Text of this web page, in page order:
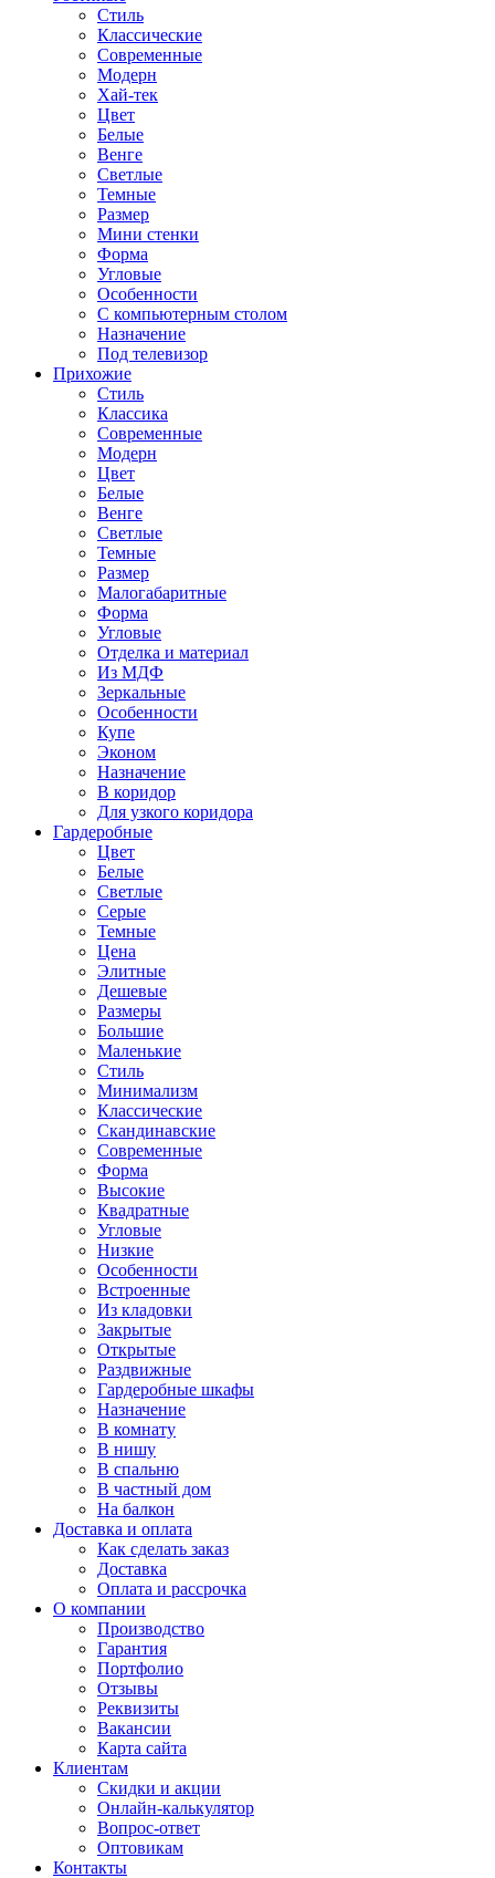
Стиль
Классические
Современные
Модерн
Хай-тек
Цвет
Белые
Венге
Светлые
Темные
Размер
Мини стенки
Форма
Угловые
Особенности
С компьютерным столом
Назначение
Под телевизор
Прихожие
Стиль
Классика
Современные
Модерн
Цвет
Белые
Венге
Светлые
Темные
Размер
Малогабаритные
Форма
Угловые
Отделка и материал
Из МДФ
Зеркальные
Особенности
Купе
Эконом
Назначение
В коридор
Для узкого коридора
Гардеробные
Цвет
Белые
Светлые
Серые
Темные
Цена
Элитные
Дешевые
Размеры
Большие
Маленькие
Стиль
Минимализм
Классические
Скандинавские
Современные
Форма
Высокие
Квадратные
Угловые
Низкие
Особенности
Встроенные
Из кладовки
Закрытые
Открытые
Раздвижные
Гардеробные шкафы
Назначение
В комнату
В нишу
В спальню
В частный дом
На балкон
Доставка и оплата
Как сделать заказ
Доставка
Оплата и рассрочка
О компании
Производство
Гарантия
Портфолио
Отзывы
Реквизиты
Вакансии
Карта сайта
Клиентам
Скидки и акции
Онлайн-калькулятор
Вопрос-ответ
Оптовикам
Контакты